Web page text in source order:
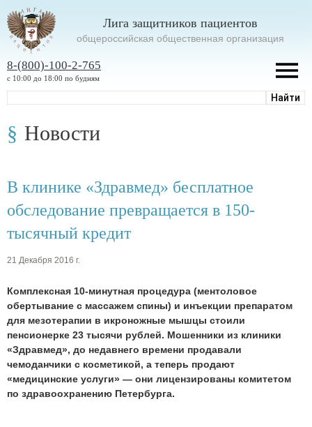
Лига защитников пациентов
oбщероссийская общественная организация
8-(800)-100-2-765
с 10:00 до 18:00 по будням
Новости
В клинике «Здравмед» бесплатное
обследование превращается в 150-
тысячный кредит
21 Декабря 2016 г.
Комплексная 10-минутная процедура (ментоловое
обертывание с массажем спины) и инъекции препаратом
для мезотерапии в икроножные мышцы стоили
пенсионерке 23 тысячи рублей. Мошенники из клиники
«Здравмед», до недавнего времени продавали
чемоданчики с косметикой, а теперь продают
«медицинские услуги» — они лицензированы комитетом
по здравоохранению Петербурга.